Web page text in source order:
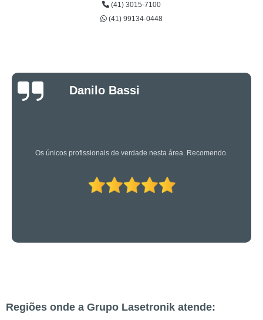
(41) 3015-7100
(41) 99134-0448
Luciano Rueda
Oliveira
Os caras são bons mesmo! Profissionais de primeira!
Regiões onde a Grupo Lasetronik atende: